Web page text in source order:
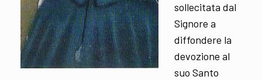
sollecitata dal
Signore a
diffondere la
devozione al
suo Santo